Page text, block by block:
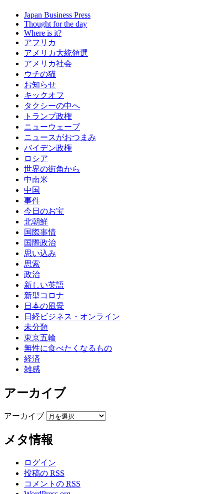
Japan Business Press
Thought for the day
Where is it?
アフリカ
アメリカ大統領選
アメリカ社会
ウチの猫
お知らせ
キックオフ
タクシーの中へ
トランプ政権
ニューウェーブ
ニュースがおつまみ
バイデン政権
ロシア
世界の街角から
中南米
中国
事件
今日のお宝
北朝鮮
国際事情
国際政治
思い込み
思索
政治
新しい英語
新型コロナ
日本の風景
日経ビジネス・オンライン
未分類
東京五輪
無性に食べたくなるもの
経済
雑感
アーカイブ
アーカイブ
メタ情報
ログイン
投稿の RSS
コメントの RSS